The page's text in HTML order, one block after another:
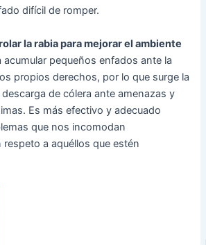
difícil de romper.
la rabia para mejorar el ambiente
acumular pequeños enfados ante la
propios derechos, por lo que surge la
de cólera ante amenazas y
Es más efectivo y adecuado
que nos incomodan
a aquéllos que estén